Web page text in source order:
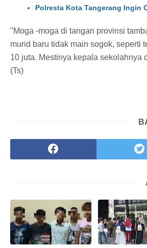
Polresta Kota Tangerang Ingin
"Moga -moga di tangan provinsi
murid baru tidak main sogok, seperti
10 juta. Mestinya kepala sekolahnya
(Ts)